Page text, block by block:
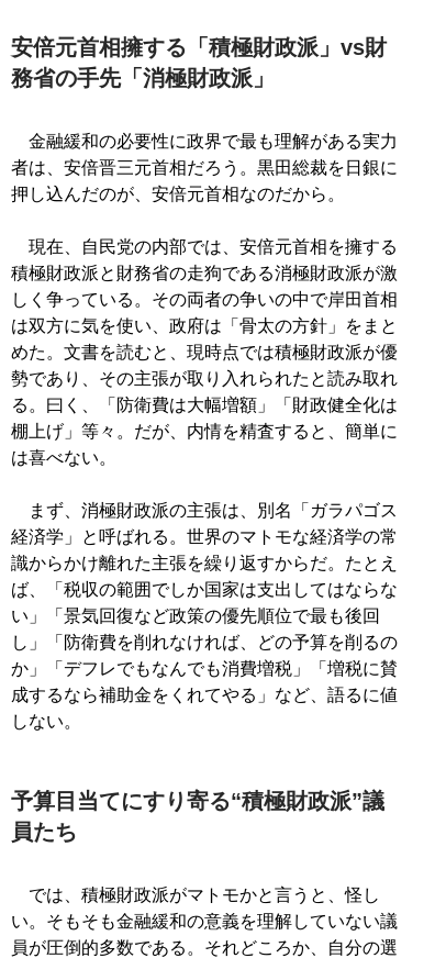
安倍元首相擁する「積極財政派」vs財
務省の手先「消極財政派」
金融緩和の必要性に政界で最も理解がある実力
者は、安倍晋三元首相だろう。黒田総裁を日銀に
押し込んだのが、安倍元首相なのだから。
現在、自民党の内部では、安倍元首相を擁する
積極財政派と財務省の走狗である消極財政派が激
しく争っている。その両者の争いの中で岸田首相
は双方に気を使い、政府は「骨太の方針」をまと
めた。文書を読むと、現時点では積極財政派が優
勢であり、その主張が取り入れられたと読み取れ
る。曰く、「防衛費は大幅増額」「財政健全化は
棚上げ」等々。だが、内情を精査すると、簡単に
は喜べない。
まず、消極財政派の主張は、別名「ガラパゴス
経済学」と呼ばれる。世界のマトモな経済学の常
識からかけ離れた主張を繰り返すからだ。たとえ
ば、「税収の範囲でしか国家は支出してはならな
い」「景気回復など政策の優先順位で最も後回
し」「防衛費を削れなければ、どの予算を削るの
か」「デフレでもなんでも消費増税」「増税に賛
成するなら補助金をくれてやる」など、語るに値
しない。
予算目当てにすり寄る“積極財政派”議
員たち
では、積極財政派がマトモかと言うと、怪し
い。そもそも金融緩和の意義を理解していない議
員が圧倒的多数である。それどころか、自分の選